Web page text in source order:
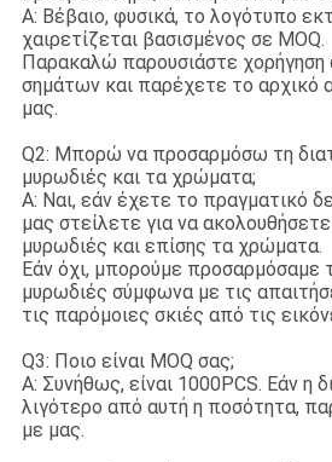
Α: Βέβαιο, φυσικά, το λογότυπο
χαιρετίζεται βασισμένος σε MOQ.
Παρακαλώ παρουσιάστε
σημάτων και παρέχετε το αρχικό
μας.
Q2: Μπορώ να προσαρμόσω τη
μυρωδιές και τα χρώματα;
Α: Ναι, εάν έχετε το πραγματικό
μας στείλετε για να
μυρωδιές και επίσης τα χρώματα.
Εάν όχι, μπορούμε προσαρμόσαμε
μυρωδιές σύμφωνα με τις
τις παρόμοιες σκιές από τις
Q3: Ποιο είναι MOQ σας;
Α: Συνήθως, είναι 1000PCS. Εάν η
λιγότερο από αυτή η ποσότητα,
με μας.